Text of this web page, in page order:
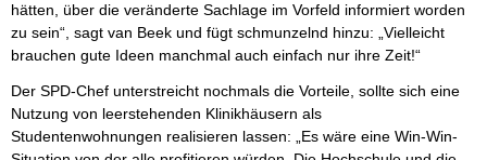
hätten, über die veränderte Sachlage im Vorfeld informiert worden
zu sein“, sagt van Beek und fügt schmunzelnd hinzu: „Vielleicht
brauchen gute Ideen manchmal auch einfach nur ihre Zeit!“
Der SPD-Chef unterstreicht nochmals die Vorteile, sollte sich eine
Nutzung von leerstehenden Klinikhäusern als
Studentenwohnungen realisieren lassen: „Es wäre eine Win-Win-